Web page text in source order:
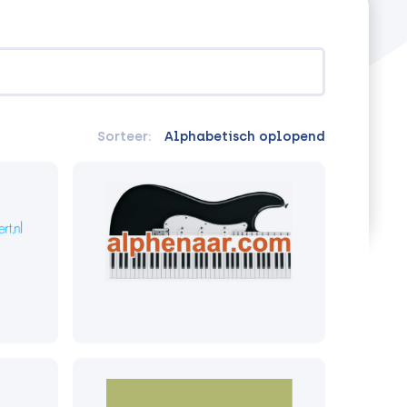
Sorteer: Alphabetisch oplopend